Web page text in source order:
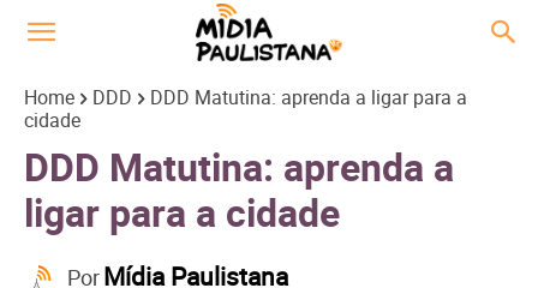
Home DDD
DDD Matutina: aprenda a ligar para a
cidade
DDD Matutina: aprenda a
ligar para a cidade
PorMídia Paulistana